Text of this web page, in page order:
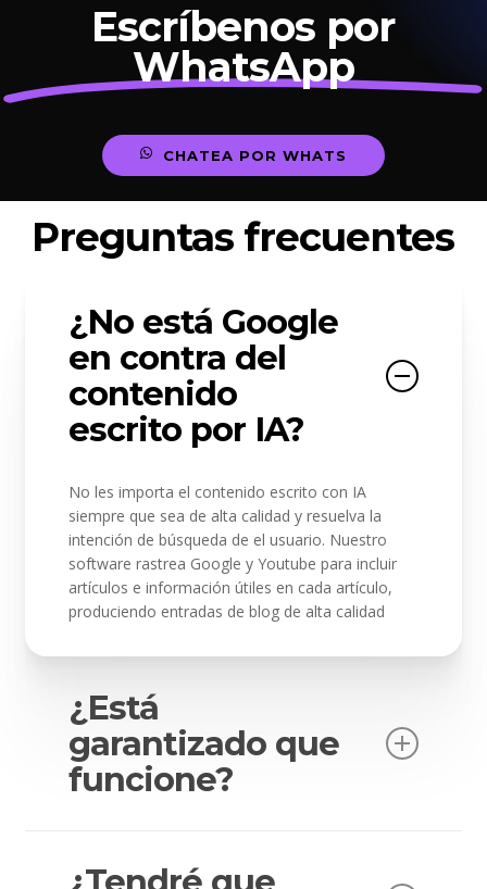
Escríbenos por
WhatsApp
CHATEA POR WHATS
Preguntas frecuentes
¿No está Google
en contra del
contenido
escrito por IA?
No les importa el contenido escrito con IA
siempre que sea de alta calidad y resuelva la
intención de búsqueda de el usuario. Nuestro
software rastrea Google y Youtube para incluir
artículos e información útiles en cada artículo,
produciendo entradas de blog de alta calidad
¿Está
garantizado que
funcione?
convincentes que resulten interesantes para tus